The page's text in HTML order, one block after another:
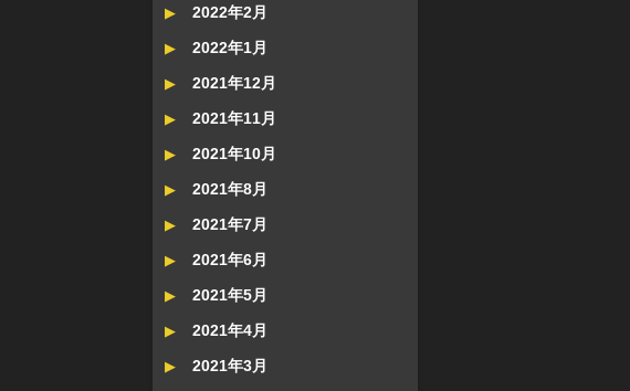
2022年2月
2022年1月
2021年12月
2021年11月
2021年10月
2021年8月
2021年7月
2021年6月
2021年5月
2021年4月
2021年3月